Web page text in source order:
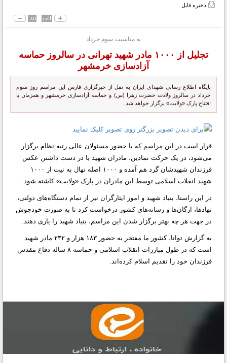
ذخیره فایل
به مناسبت سوم خرداد
تجلیل از ۱۰۰۰ مادر شهید تهرانی در سالروز حماسه
آزادسازی خرمشهر
پایگاه اطلاع رسانی شهدای ایران به نقل از خبرگزاری فارس این مراسم روز سوم
خرداد در سالروز ولادت حضرت زهرا (س) و حماسه آزادسازی خرمشهر و همزمان با
افتتاح پارک «ولایت» برگزار خواهد شد.
قرار است در این مراسم که با حضور مسئولان عالی رتبه نظام برگزار
می‌شود، در یک حرکت نمادین، مادران شهید با در دست داشتن عکس
فرزندان شهیدشان گرد هم آمده و ۱۰۰۰ اصله نهال به نیت از ۱۰۰۰
شهید انقلاب اسلامی توسط این مادران در پارک «ولایت» کاشته ‌شود.
در این راستا، بنیاد شهید و امور ایثارگران نیز از تمام دستگاه‌های دولتی،
نهادها، ارگان‌ها و رسانه‌های کشور درخواست کرد تا به صورت خودجوش
در جهت هر چه بهتر برگزار شدن این مراسم، بنیاد شهید را یاری دهند.
به گزارش توانا، کشور ما مفتخر به حضور ۱۸۳ هزار و ۲۳۲ مادر شهید
است که در طول مبارزات انقلاب اسلامی و حماسه ۸ ساله دفاع مقدس
فرزندان خود را تقدیم اسلام کرده‌اند.